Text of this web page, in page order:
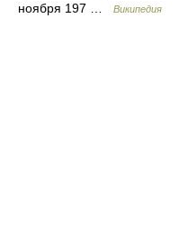
ноября 197 …
Википедия